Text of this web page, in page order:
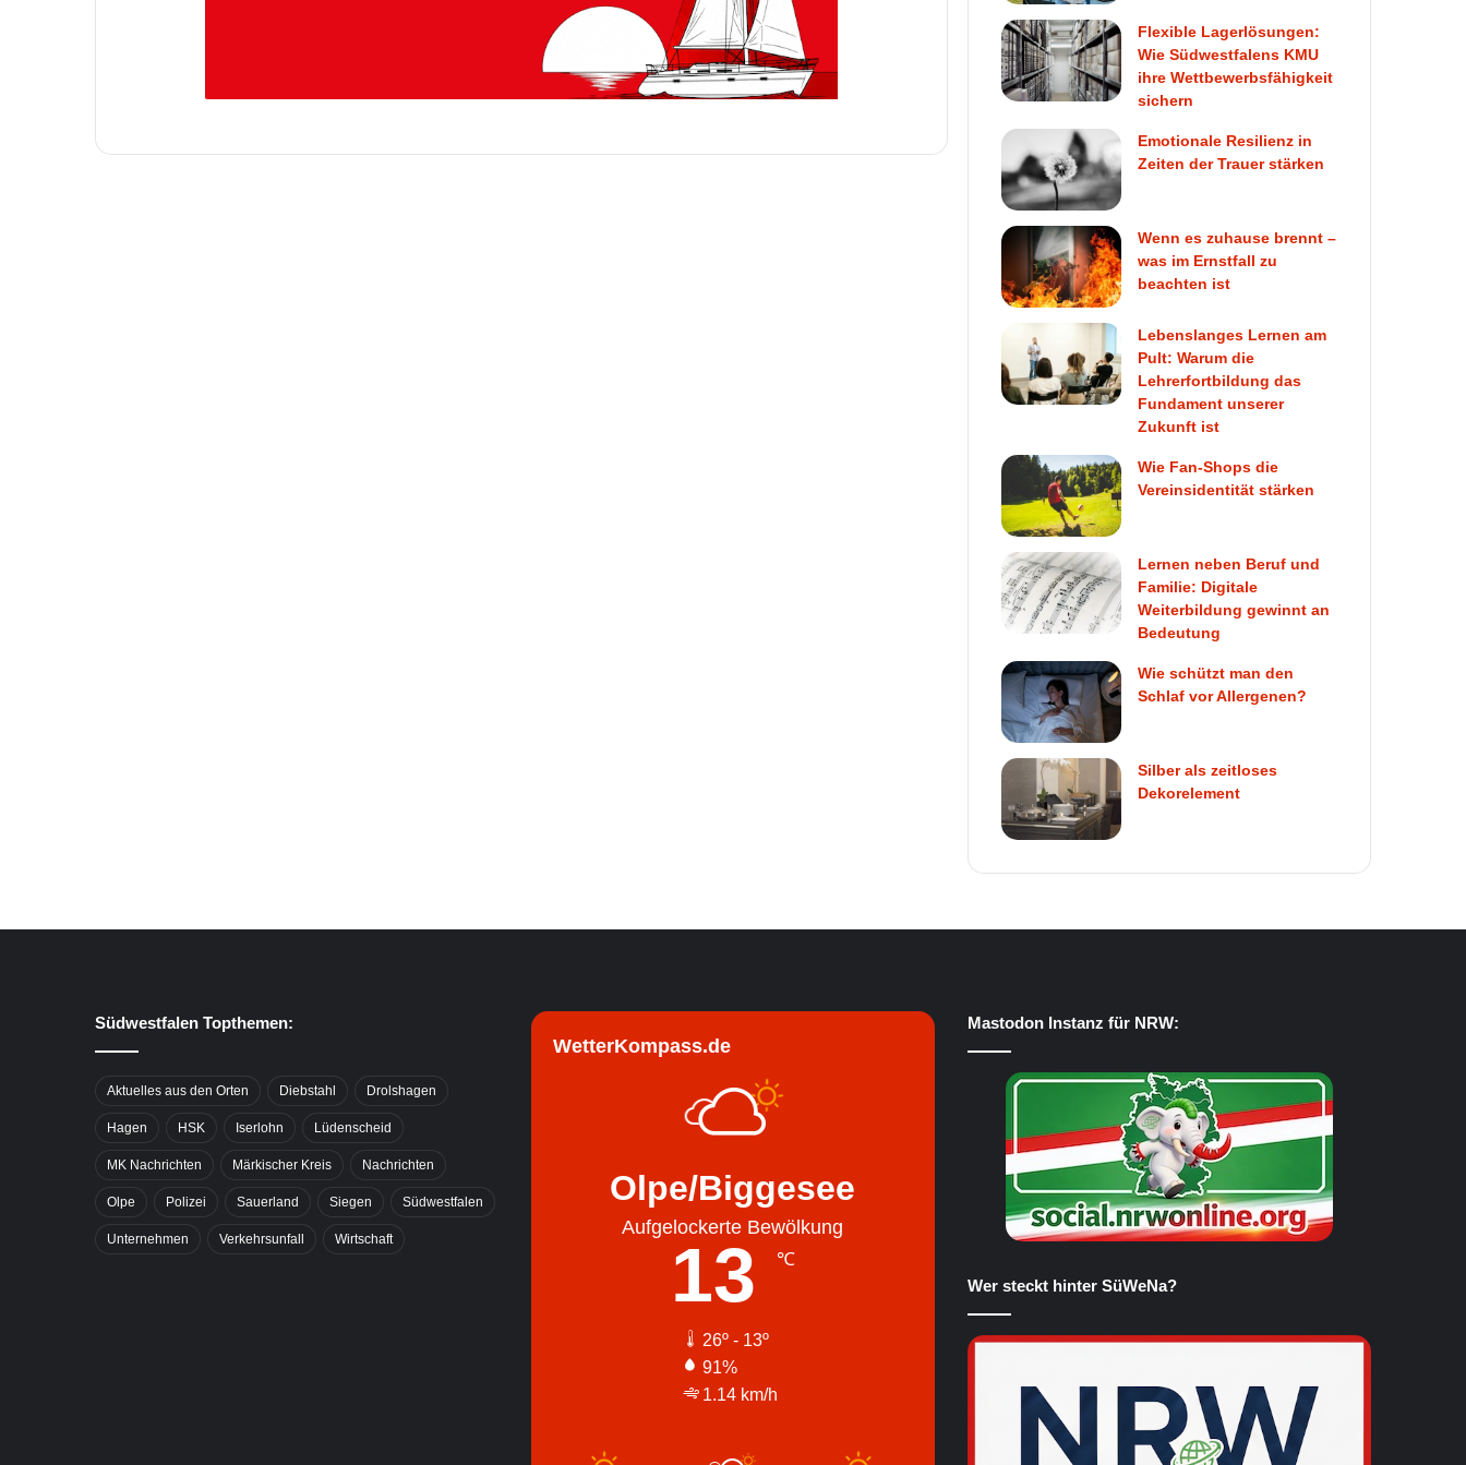
Flexible Lagerlösungen:
Wie Südwestfalens KMU
ihre Wettbewerbsfähigkeit
sichern
Emotionale Resilienz in
Zeiten der Trauer stärken
Wenn es zuhause brennt –
was im Ernstfall zu
beachten ist
Lebenslanges Lernen am
Pult: Warum die
Lehrerfortbildung das
Fundament unserer
Zukunft ist
Wie Fan-Shops die
Vereinsidentität stärken
Lernen neben Beruf und
Familie: Digitale
Weiterbildung gewinnt an
Bedeutung
Wie schützt man den
Schlaf vor Allergenen?
Silber als zeitloses
Dekorelement
Südwestfalen Topthemen:
Aktuelles aus den Orten Diebstahl Drolshagen
Hagen HSK Iserlohn Lüdenscheid
MK Nachrichten Märkischer Kreis Nachrichten
Olpe Polizei Sauerland Siegen Südwestfalen
Unternehmen Verkehrsunfall Wirtschaft
WetterKompass.de
Olpe/Biggesee
Aufgelockerte Bewölkung
13 ℃
26º - 13º
91%
1.14 km/h
Mastodon Instanz für NRW:
Wer steckt hinter SüWeNa?